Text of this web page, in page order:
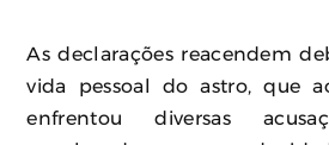
As declarações reacendem
vida pessoal do astro, que
enfrentou diversas